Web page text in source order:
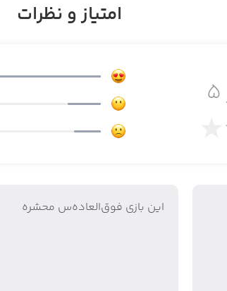
برایتان باز خواهند شد.
امتیاز و نظرات
این بازی فوق‌العاده‌س محشره